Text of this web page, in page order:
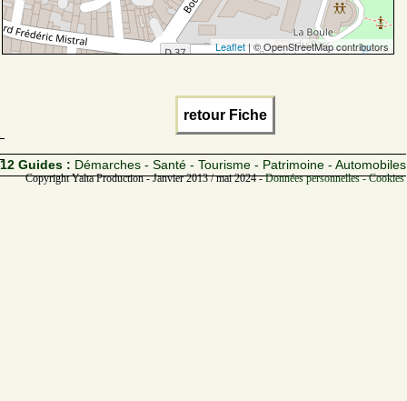
Leaflet| © OpenStreetMap contributors
retour Fiche
12 Guides : Démarches - Santé - Tourisme - Patrimoine - Automobiles
Copyright Yalta Production - Janvier 2013 / mai 2024 -Données personnelles -